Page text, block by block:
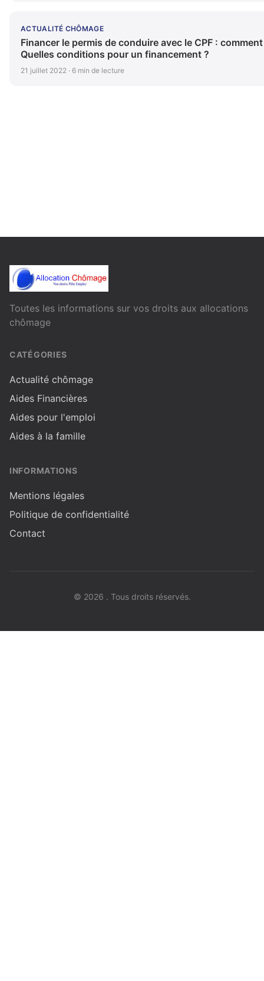
ACTUALITÉ CHÔMAGE
Financer le permis de conduire avec le CPF :
Quelles conditions pour un financement ?
21 juillet 2022 · 6 min de lecture
Toutes les informations sur vos droits aux allocations
chômage
CATÉGORIES
Actualité chômage
Aides Financières
Aides pour l'emploi
Aides à la famille
INFORMATIONS
Mentions légales
Politique de confidentialité
Contact
© 2026 . Tous droits réservés.